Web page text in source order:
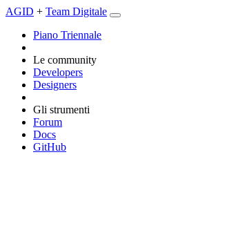
AGID + Team Digitale
Piano Triennale
Le community
Developers
Designers
Gli strumenti
Forum
Docs
GitHub